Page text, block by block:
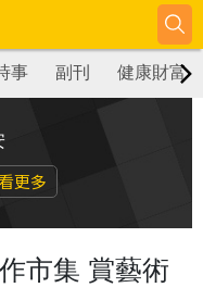
事 副刊 健康財富
更多
市集 賞藝術